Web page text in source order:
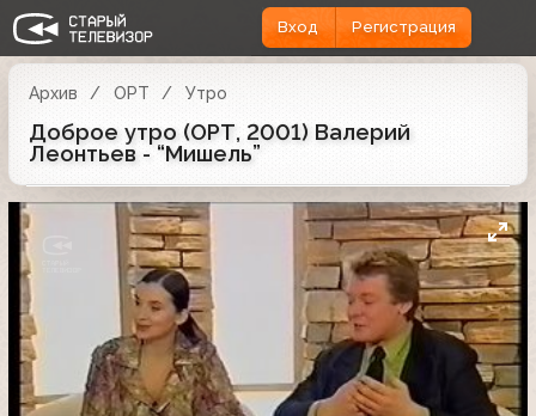
Вход Регистрация
Архив ОРТ Утро
Доброе утро (ОРТ, 2001) Валерий
Леонтьев - “Мишель”